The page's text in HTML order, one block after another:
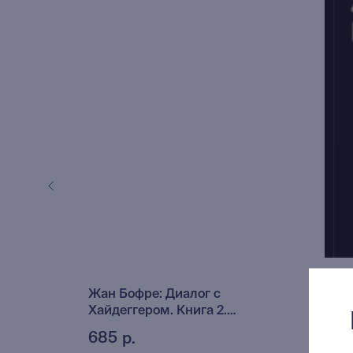
Жан Бофре: Диалог с
Хайдеггером. Книга 2.
685 р.
1